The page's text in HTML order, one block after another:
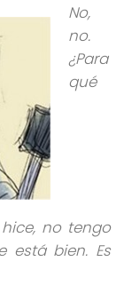
No,
no.
¿Para
qué
no tengo
está bien. Es